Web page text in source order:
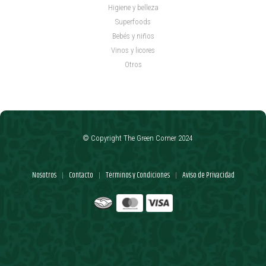
Higiene y belleza
Superfoods
Bebés y niños
Vinos y licores
Otros
Nosotros | Contacto | Términos y Condiciones | Aviso de Privacidad
© Copyright The Green Corner 2024